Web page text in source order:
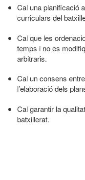
Cal una planificació
curriculars del
Cal que les
temps i no es
arbitraris.
Cal un consens
l’elaboració dels
Cal garantir la
batxillerat.